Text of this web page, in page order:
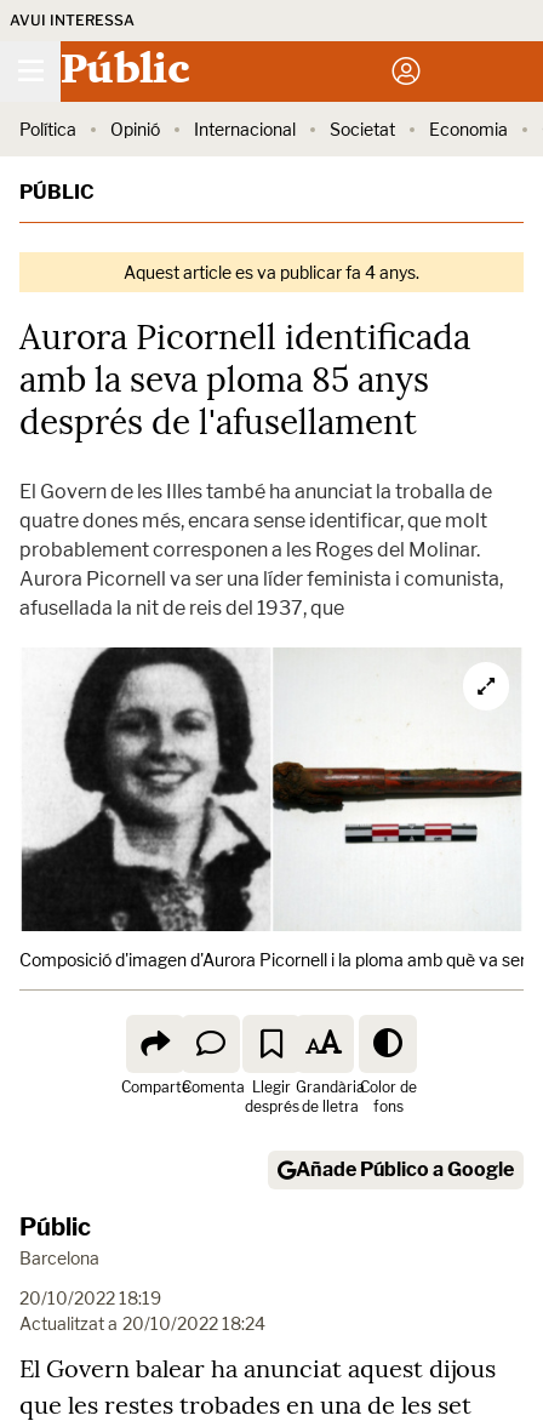
AVUI INTERESSA
Públic
Política Opinió Internacional Societat Economia
PÚBLIC
Aquest article es va publicar fa 4 anys.
Aurora Picornell identificada
amb la seva ploma 85 anys
després de l'afusellament
El Govern de les Illes també ha anunciat la troballa de
quatre dones més, encara sense identificar, que molt
probablement corresponen a les Roges del Molinar.
Aurora Picornell va ser una líder feminista i comunista,
afusellada la nit de reis del 1937, que
Composició d'imagen d'Aurora Picornell i la ploma amb què va ser
ComparteComenta Llegir
després
Grandària
de lletra
Color de
fons
Añade Público a Google
Públic
Barcelona
20/10/2022 18:19
Actualitzat a 20/10/2022 18:24
El Govern balear ha anunciat aquest dijous
que les restes trobades en una de les set